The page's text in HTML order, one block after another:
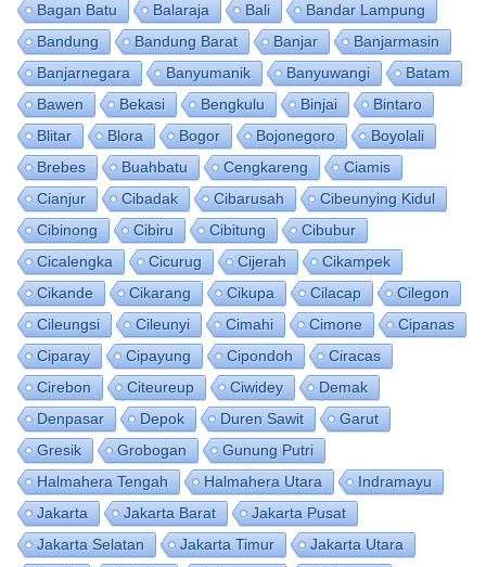
Bagan Batu
Balaraja Bali
Bandar Lampung
Bandung
Bandung Barat Banjar
Banjarmasin
Banjarnegara
Banyumanik Banyuwangi
Batam
Bawen
Bekasi Bengkulu Binjai
Bintaro
Blitar
Blora Bogor Bojonegoro
Boyolali
Brebes
Buahbatu Cengkareng
Ciamis
Cianjur
Cibadak Cibarusah
Cibeunying Kidul
Cibinong
Cibiru Cibitung
Cibubur
Cicalengka
Cicurug Cijerah
Cikampek
Cikande
Cikarang Cikupa Cilacap
Cilegon
Cileungsi
Cileunyi Cimahi Cimone
Cipanas
Ciparay
Cipayung Cipondoh
Ciracas
Cirebon
Citeureup Ciwidey
Demak
Denpasar
Depok Duren Sawit
Garut
Gresik
Grobogan
Gunung Putri
Halmahera Tengah
Halmahera Utara
Indramayu
Jakarta
Jakarta Barat
Jakarta Pusat
Jakarta Selatan
Jakarta Timur
Jakarta Utara